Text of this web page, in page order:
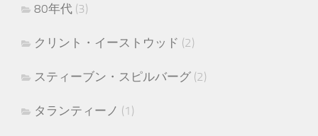
80年代 (3)
クリント・イーストウッド (2)
スティーブン・スピルバーグ (2)
タランティーノ (1)